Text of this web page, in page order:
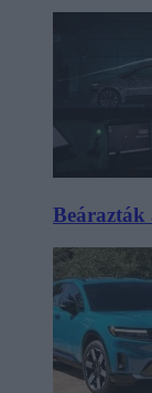
Beárazták